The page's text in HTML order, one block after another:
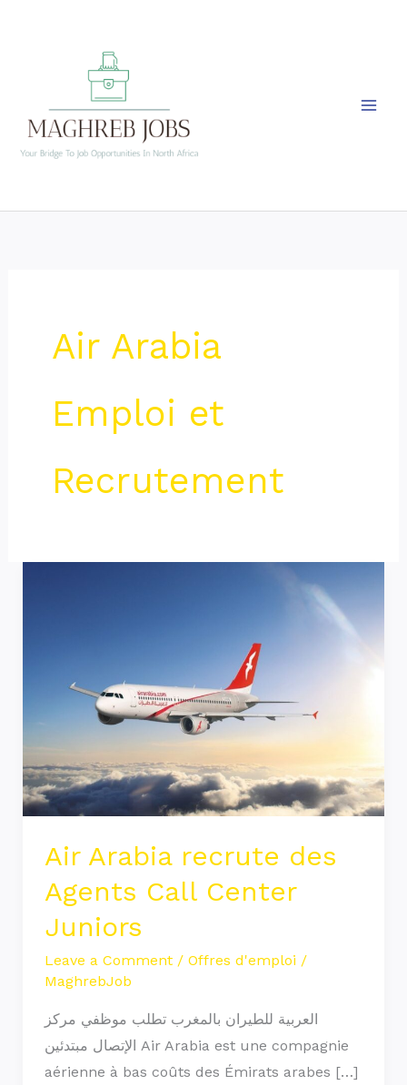
Air Arabia
Emploi et
Recrutement
Air Arabia recrute des
Agents Call Center
Juniors
Leave a Comment / Offres d'emploi /
MaghrebJob
العربية للطيران بالمغرب تطلب موظفي مركز
الإتصال مبتدئين Air Arabia est une compagnie
aérienne à bas coûts des Émirats arabes […]
Agents
Juniors